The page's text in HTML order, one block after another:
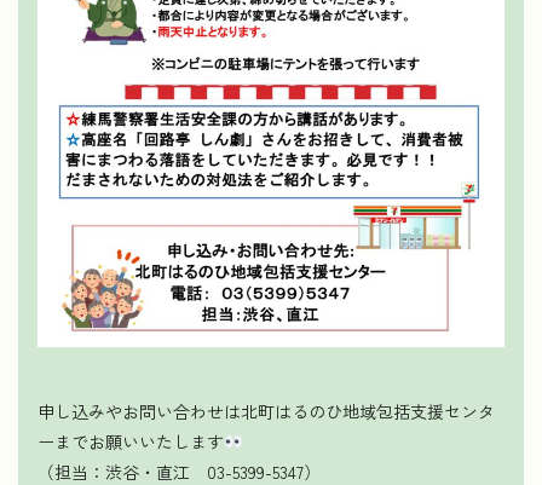
申し込みやお問い合わせは北町はるのひ地域包括支援センタ
ーまでお願いいたします
（担当：渋谷・直江 03-5399-5347）